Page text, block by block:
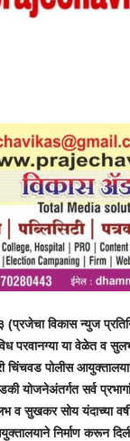
(प्रजेचा विकास न्युज
परवानग्या या वेळेत व
चिंचवड पोलीस
योजनेअंतर्गत सर्व
सुखकर सोय यंदाच्या वर्षी
निर्माण करून